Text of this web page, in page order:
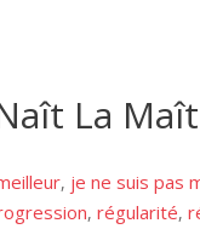
La
, je ne suis pas
, régularité,